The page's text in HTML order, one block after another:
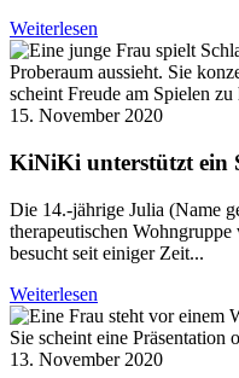
Weiterlesen
15. November 2020
KiNiKi unterstützt ein
Die 14.-jährige Julia (Name
therapeutischen
besucht seit einiger Zeit...
Weiterlesen
13. November 2020